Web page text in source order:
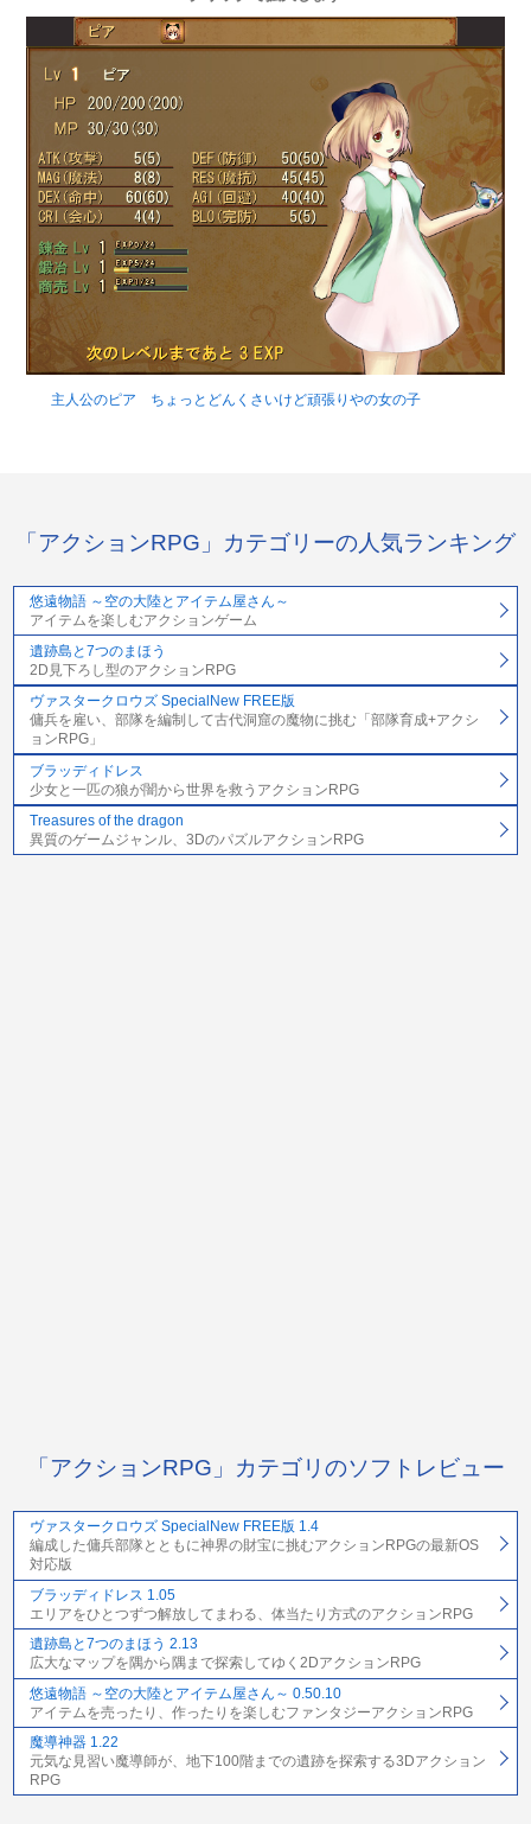
主人公のピア ちょっとどんくさいけど頑張りやの女の子
「アクションRPG」カテゴリーの人気ランキング
悠遠物語 ～空の大陸とアイテム屋さん～
アイテムを楽しむアクションゲーム
遺跡島と7つのまほう
2D見下ろし型のアクションRPG
ヴァスタークロウズ SpecialNew FREE版
傭兵を雇い、部隊を編制して古代洞窟の魔物に挑む「部隊育成+アクシ
ョンRPG」
ブラッディドレス
少女と一匹の狼が闇から世界を救うアクションRPG
Treasures of the dragon
異質のゲームジャンル、3DのパズルアクションRPG
「アクションRPG」カテゴリのソフトレビュー
ヴァスタークロウズ SpecialNew FREE版 1.4
編成した傭兵部隊とともに神界の財宝に挑むアクションRPGの最新OS
対応版
ブラッディドレス 1.05
エリアをひとつずつ解放してまわる、体当たり方式のアクションRPG
遺跡島と7つのまほう 2.13
広大なマップを隅から隅まで探索してゆく2DアクションRPG
悠遠物語 ～空の大陸とアイテム屋さん～ 0.50.10
アイテムを売ったり、作ったりを楽しむファンタジーアクションRPG
魔導神器 1.22
元気な見習い魔導師が、地下100階までの遺跡を探索する3Dアクション
RPG